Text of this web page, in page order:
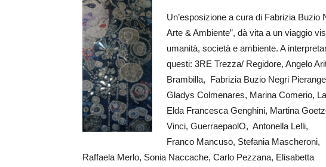
Un’esposizione a cura di Fabrizia
Arte & Ambiente”, dà vita a un viaggio
umanità, società e ambiente. A
questi: 3RE Trezza/ Regidore, Angelo
Brambilla, Fabrizia Buzio Negri
Gladys Colmenares, Marina Comerio,
Elda Francesca Genghini, Martina
Vinci, GuerraepaolO, Antonella Lelli,
Franco Mancuso, Stefania Mascheroni,
Raffaela Merlo, Sonia Naccache, Carlo Pezzana, Elisabetta